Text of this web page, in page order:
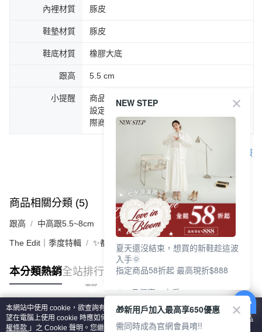
內裡材質 豚皮
鞋墊材質 豚皮
鞋底材質 橡膠大底
跟高 5.5 cm
小提醒
商品圖片顏色會因拍攝燈光環境或個人螢幕
設定不同，而造成部份色差現象，顏色以實
際商品為主。
客服
商品相關分類 (5) 查看全部
跟高 中高跟5.5~8cm
The Edit｜季度特輯 ✨都會LADY美學 | 時髦跟鞋
本分類熱銷全站排行
熱門標籤
本網站中使用 cookie，欲查詢有關本網站使用 cookie 方式之詳情，及若您不希
望在電腦上使用 cookie 時應如何變更電腦的 cookie 設定，請參閱本網站「
隱私
權條款 」之 Cookie 聲明。您繼續使用本網站即表示您同意本公司得按本網站使
NEW STEP
夏天還沒結束，想買的新鞋趁這波
入手🌞
指定商品58折起 最高現折$888
🎉 8月優惠一次看
①LINE購物最高10%回饋
②每周限定品現折200
③指定商品58折起 最高現折$888
🎁新用戶加入最高享650優惠
需同時成為官網會員唷!!